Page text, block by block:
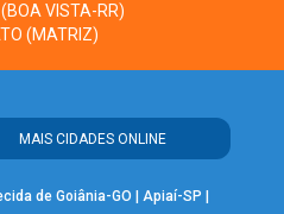
(BOA VISTA-RR)
(MATRIZ)
MAIS CIDADES ONLINE
de Goiânia-GO Apiaí-SP